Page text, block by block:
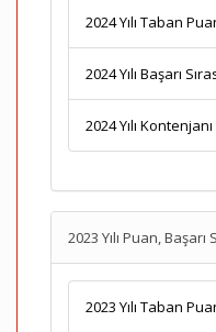
2024 Yılı Taban
2024 Yılı Başarı
2024 Yılı Kontenjanı
2023 Yılı Puan, Başarı
2023 Yılı Taban